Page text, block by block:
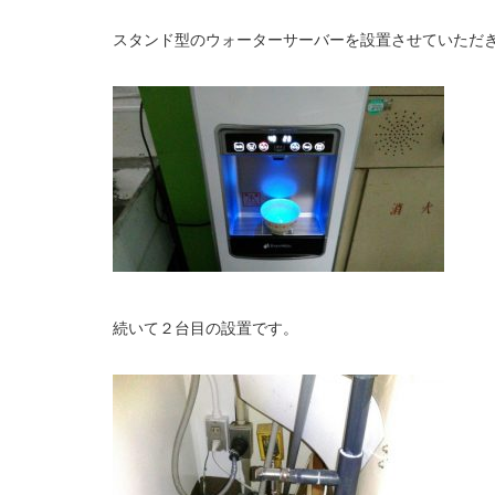
スタンド型のウォーターサーバーを設置させていただ
続いて２台目の設置です。